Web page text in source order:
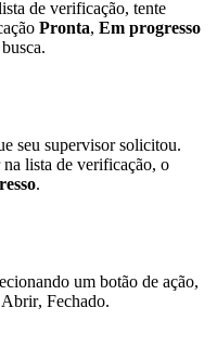
de verificação, tente
Pronta, Em progresso
seu supervisor solicitou.
lista de verificação, o
.
um botão de ação,
Abrir, Fechado.